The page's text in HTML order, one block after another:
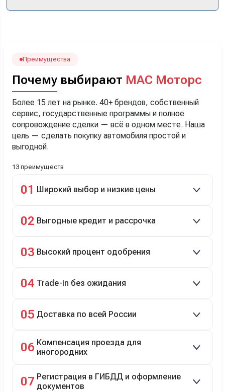
менеджеру Сергею, профессионал своего дела!
Преимущества
Почему выбирают МАС Моторс
Более 15 лет на рынке. 40+ брендов, собственный
сервис, государственные программы и полное
сопровождение сделки — всё в одном месте. Наша
цель — сделать покупку автомобиля простой и
выгодной.
13 преимуществ
01 Широкий выбор и низкие цены
подержанные авто.
02 Выгодные кредит и рассрочка
рассрочка 0% на 2 года при первом взносе 35–50%.
03 Высокий процент одобрения
04 Trade-in без ожидания
05 Доставка по всей России
06 Компенсация проезда для
иногородних
07 Регистрация в ГИБДД и оформление
документов